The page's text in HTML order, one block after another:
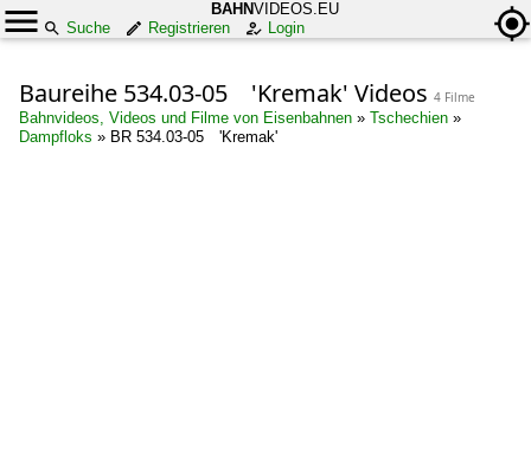
BAHNVIDEOS.EU
Suche
Registrieren Login
Baureihe 534.03-05 'Kremak' Videos 4 Filme
Bahnvideos, Videos und Filme von Eisenbahnen » Tschechien »
Dampfloks » BR 534.03-05 'Kremak'